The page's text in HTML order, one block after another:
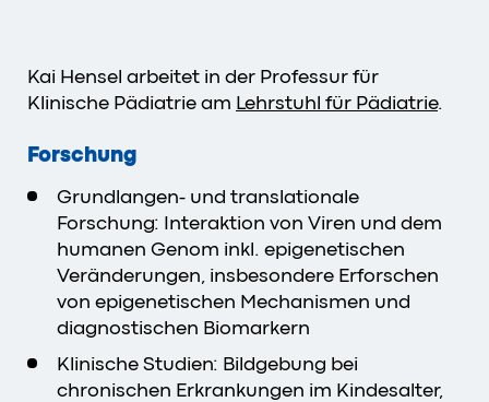
Kai Hensel arbeitet in der Professur für
Klinische Pädiatrie am Lehrstuhl für Pädiatrie.
Forschung
Grundlangen- und translationale
Forschung: Interaktion von Viren und dem
humanen Genom inkl. epigenetischen
Veränderungen, insbesondere Erforschen
von epigenetischen Mechanismen und
diagnostischen Biomarkern
Klinische Studien: Bildgebung bei
chronischen Erkrankungen im Kindesalter,